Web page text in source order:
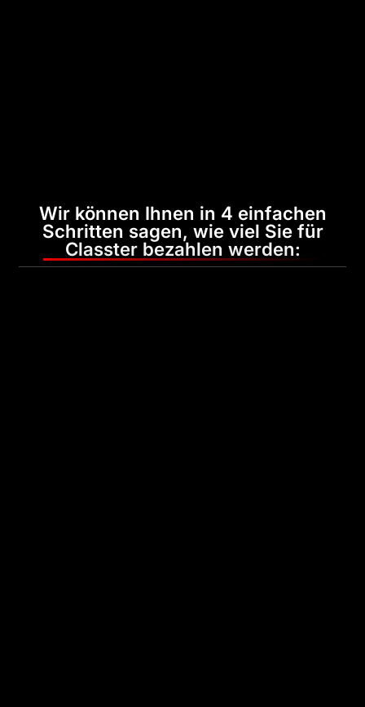
Wir können Ihnen in 4 einfachen
Schritten sagen, wie viel Sie für
Classter bezahlen werden: